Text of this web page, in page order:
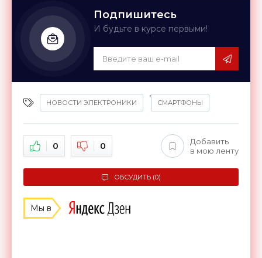
Подпишитесь
И будьте в курсе первыми!
НОВОСТИ ЭЛЕКТРОНИКИ
,
СМАРТФОНЫ
0 0
Добавить
в мою ленту
ОБСУДИТЬ (0)
Мы в